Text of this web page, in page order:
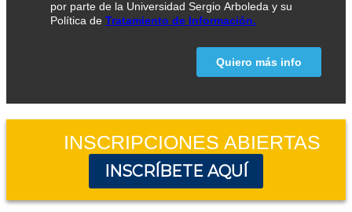
INSCRIPCIONES ABIERTAS
INSCRÍBETE AQUÍ